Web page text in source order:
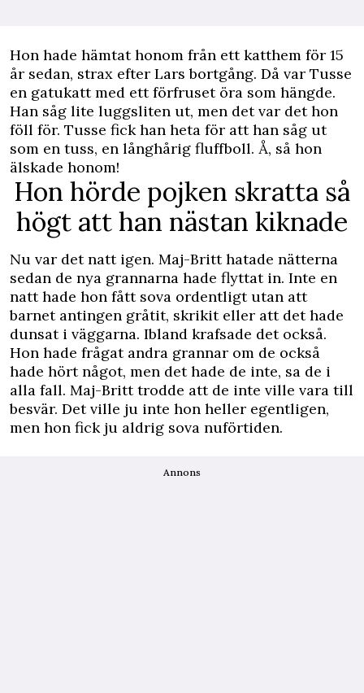
Hon hade hämtat honom från ett katthem för 15
år sedan, strax efter Lars bortgång. Då var Tusse
en gatukatt med ett förfruset öra som hängde.
Han såg lite luggsliten ut, men det var det hon
föll för. Tusse fick han heta för att han såg ut
som en tuss, en långhårig fluffboll. Å, så hon
älskade honom!
Hon hörde pojken skratta så
högt att han nästan kiknade
Nu var det natt igen. Maj-Britt hatade nätterna
sedan de nya grannarna hade flyttat in. Inte en
natt hade hon fått sova ordentligt utan att
barnet antingen gråtit, skrikit eller att det hade
dunsat i väggarna. Ibland krafsade det också.
Hon hade frågat andra grannar om de också
hade hört något, men det hade de inte, sa de i
alla fall. Maj-Britt trodde att de inte ville vara till
besvär. Det ville ju inte hon heller egentligen,
men hon fick ju aldrig sova nuförtiden.
Annons